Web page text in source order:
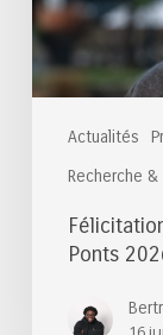
Actualités
Recherche
des
Ponts
2026
Ponts